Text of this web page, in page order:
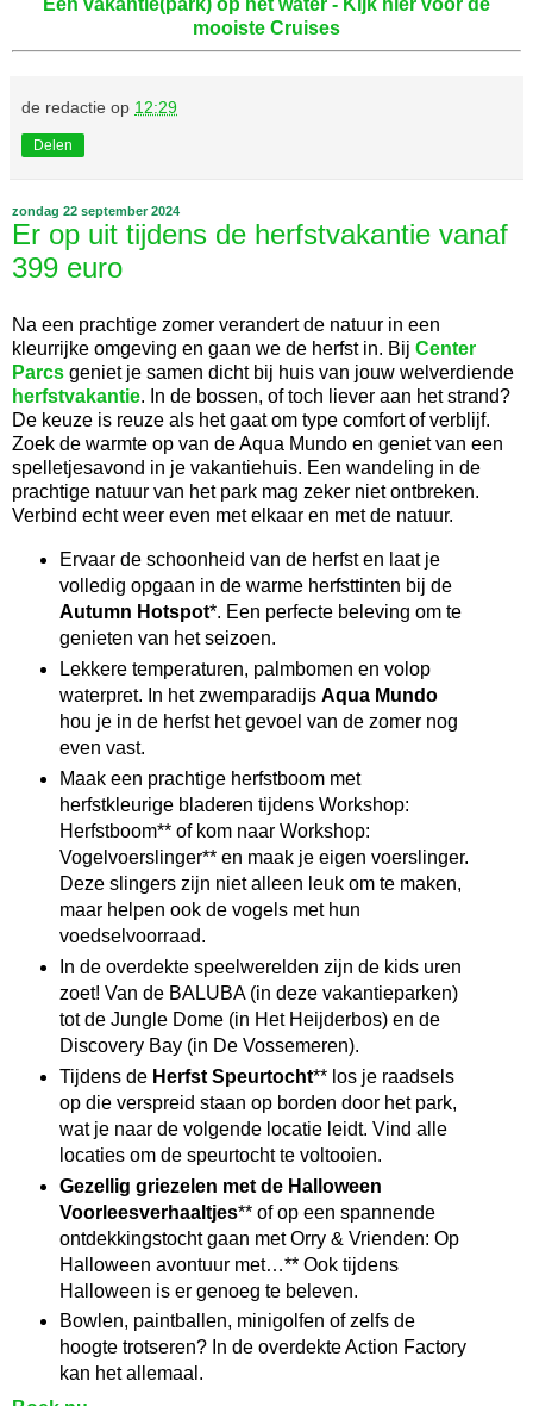
Een vakantie(park) op het water - Kijk hier voor de
mooiste Cruises
de redactie op 12:29
Delen
zondag 22 september 2024
Er op uit tijdens de herfstvakantie vanaf
399 euro
Na een prachtige zomer verandert de natuur in een
kleurrijke omgeving en gaan we de herfst in. Bij Center
Parcs geniet je samen dicht bij huis van jouw welverdiende
herfstvakantie. In de bossen, of toch liever aan het strand?
De keuze is reuze als het gaat om type comfort of verblijf.
Zoek de warmte op van de Aqua Mundo en geniet van een
spelletjesavond in je vakantiehuis. Een wandeling in de
prachtige natuur van het park mag zeker niet ontbreken.
Verbind echt weer even met elkaar en met de natuur.
Ervaar de schoonheid van de herfst en laat je
volledig opgaan in de warme herfsttinten bij de
Autumn Hotspot*. Een perfecte beleving om te
genieten van het seizoen.
Lekkere temperaturen, palmbomen en volop
waterpret. In het zwemparadijs Aqua Mundo
hou je in de herfst het gevoel van de zomer nog
even vast.
Maak een prachtige herfstboom met
herfstkleurige bladeren tijdens Workshop:
Herfstboom** of kom naar Workshop:
Vogelvoerslinger** en maak je eigen voerslinger.
Deze slingers zijn niet alleen leuk om te maken,
maar helpen ook de vogels met hun
voedselvoorraad.
In de overdekte speelwerelden zijn de kids uren
zoet! Van de BALUBA (in deze vakantieparken)
tot de Jungle Dome (in Het Heijderbos) en de
Discovery Bay (in De Vossemeren).
Tijdens de Herfst Speurtocht** los je raadsels
op die verspreid staan op borden door het park,
wat je naar de volgende locatie leidt. Vind alle
locaties om de speurtocht te voltooien.
Gezellig griezelen met de Halloween
Voorleesverhaaltjes** of op een spannende
ontdekkingstocht gaan met Orry & Vrienden: Op
Halloween avontuur met…** Ook tijdens
Halloween is er genoeg te beleven.
Bowlen, paintballen, minigolfen of zelfs de
hoogte trotseren? In de overdekte Action Factory
kan het allemaal.